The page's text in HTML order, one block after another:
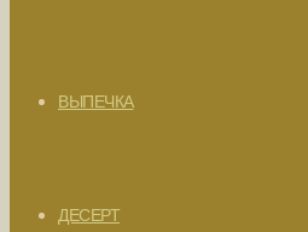
ВЫПЕЧКА
ДЕСЕРТ